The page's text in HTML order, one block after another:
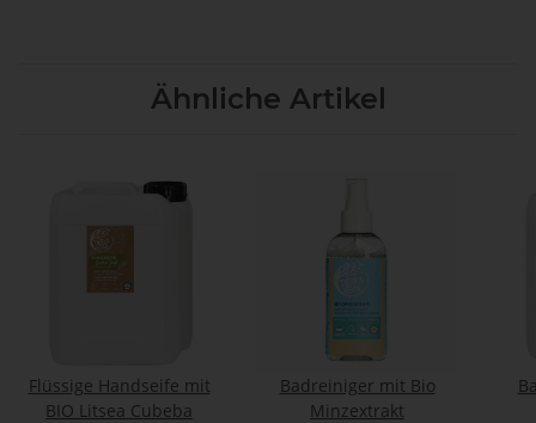
Ähnliche Artikel
Flüssige Handseife mit
BIO Litsea Cubeba
Badreiniger mit Bio
Minzextrakt